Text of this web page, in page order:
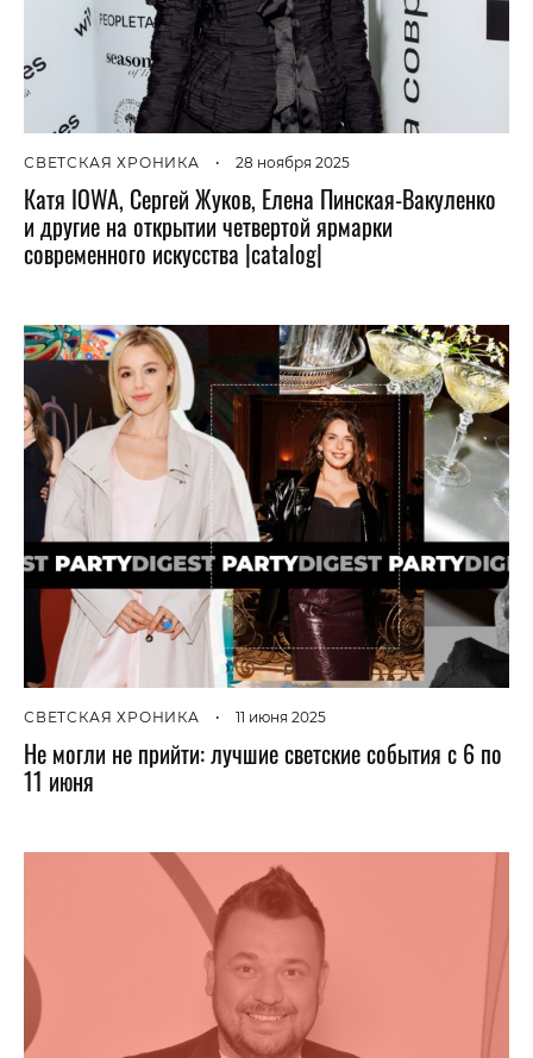
СВЕТСКАЯ ХРОНИКА • 28 ноября 2025
Катя IOWA, Сергей Жуков, Елена Пинская-Вакуленко
и другие на открытии четвертой ярмарки
современного искусства |catalog|
СВЕТСКАЯ ХРОНИКА • 11 июня 2025
Не могли не прийти: лучшие светские события с 6 по
11 июня